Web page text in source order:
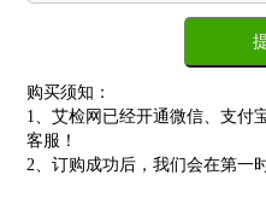
购买须知：
1、艾检网已经开通微信、支付
客服！
2、订购成功后，我们会在第一